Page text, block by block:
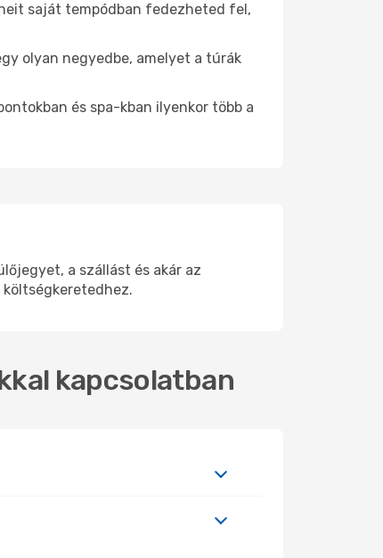
saját tempódban fedezheted fel,
olyan negyedbe, amelyet a túrák
és spa-kban ilyenkor több a
a szállást és akár az
kapcsolatban